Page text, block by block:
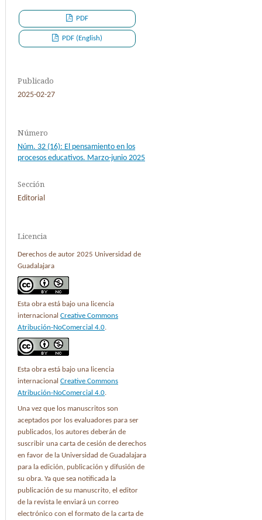
PDF
PDF (English)
Publicado
2025-02-27
Número
Núm. 32 (16): El pensamiento en los
procesos educativos. Marzo-junio 2025
Sección
Editorial
Licencia
Derechos de autor 2025 Universidad de
Guadalajara
Esta obra está bajo una licencia
internacional Creative Commons
Atribución-NoComercial 4.0.
Esta obra está bajo una licencia
internacional Creative Commons
Atribución-NoComercial 4.0.
Una vez que los manuscritos son
aceptados por los evaluadores para ser
publicados, los autores deberán de
suscribir una carta de cesión de derechos
en favor de la Universidad de Guadalajara
para la edición, publicación y difusión de
su obra. Ya que sea notificada la
publicación de su manuscrito, el editor
de la revista le enviará un correo
electrónico con el formato de la carta de